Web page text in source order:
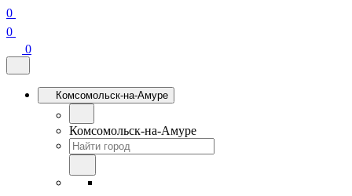
0
0
0
Комсомольск-на-Амуре
Комсомольск-на-Амуре